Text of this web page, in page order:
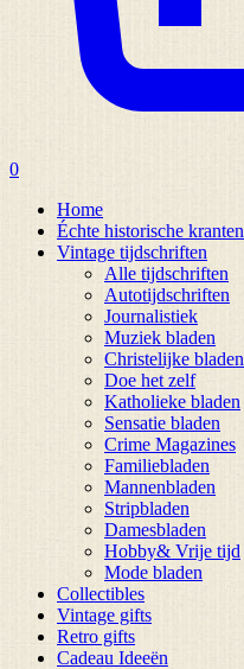
0
Home
Échte historische kranten
Vintage tijdschriften
Alle tijdschriften
Autotijdschriften
Journalistiek
Muziek bladen
Christelijke bladen
Doe het zelf
Katholieke bladen
Sensatie bladen
Crime Magazines
Familiebladen
Mannenbladen
Stripbladen
Damesbladen
Hobby& Vrije tijd
Mode bladen
Collectibles
Vintage gifts
Retro gifts
Cadeau Ideeën